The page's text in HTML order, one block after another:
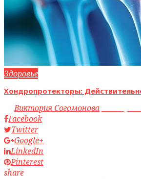
Здоровье
Хондропротекторы:
byВиктория Согомонова
Facebook
Twitter
Google+
LinkedIn
Pinterest
share